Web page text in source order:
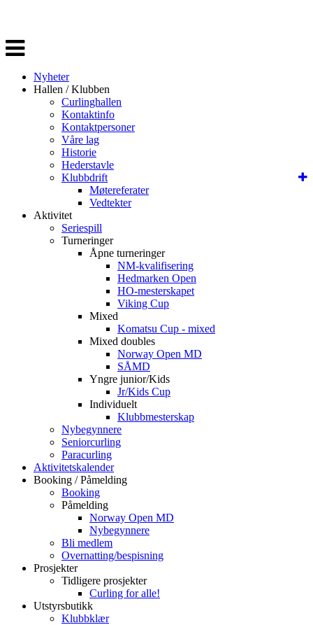
Veksle
navigasjon
Nyheter
Hallen / Klubben
Curlinghallen
Kontaktinfo
Kontaktpersoner
Våre lag
Historie
Hederstavle
Klubbdrift
Møtereferater
Vedtekter
Aktivitet
Seriespill
Turneringer
Åpne turneringer
NM-kvalifisering
Hedmarken Open
HO-mesterskapet
Viking Cup
Mixed
Komatsu Cup - mixed
Mixed doubles
Norway Open MD
SÅMD
Yngre junior/Kids
Jr/Kids Cup
Individuelt
Klubbmesterskap
Nybegynnere
Seniorcurling
Paracurling
Aktivitetskalender
Booking / Påmelding
Booking
Påmelding
Norway Open MD
Nybegynnere
Bli medlem
Overnatting/bespisning
Prosjekter
Tidligere prosjekter
Curling for alle!
Utstyrsbutikk
Klubbklær